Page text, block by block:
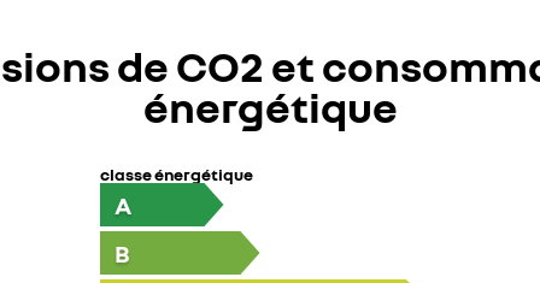
de CO2 et
énergétique
classe énergétique
A
B